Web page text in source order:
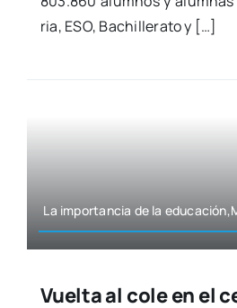
ria, ESO, Bachi­lle­ra­to y […]
La impor­tan­cia de la
Vuelta al cole en el